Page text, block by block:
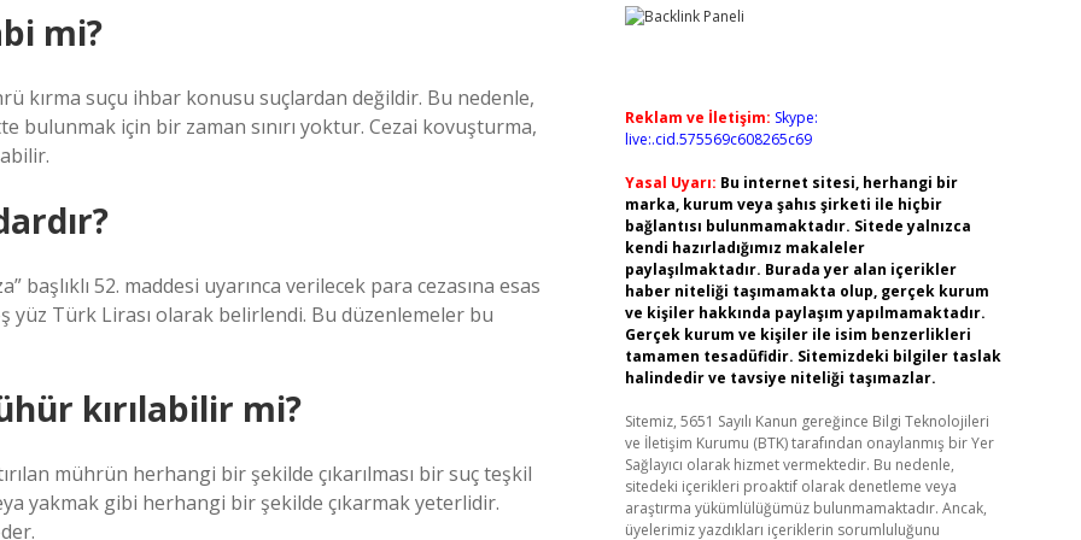
mi?
kırma suçu ihbar konusu suçlardan değildir. Bu nedenle,
bulunmak için bir zaman sınırı yoktur. Cezai kovuşturma,
başlıklı 52. maddesi uyarınca verilecek para cezasına esas
yüz Türk Lirası olarak belirlendi. Bu düzenlemeler bu
kırılabilir mi?
mührün herhangi bir şekilde çıkarılması bir suç teşkil
yakmak gibi herhangi bir şekilde çıkarmak yeterlidir.
Reklam ve İletişim: Skype:
live:.cid.575569c608265c69
Yasal Uyarı: Bu internet sitesi, herhangi bir
marka, kurum veya şahıs şirketi ile hiçbir
bağlantısı bulunmamaktadır. Sitede yalnızca
kendi hazırladığımız makaleler
paylaşılmaktadır. Burada yer alan içerikler
haber niteliği taşımamakta olup, gerçek kurum
ve kişiler hakkında paylaşım yapılmamaktadır.
Gerçek kurum ve kişiler ile isim benzerlikleri
tamamen tesadüfidir. Sitemizdeki bilgiler taslak
halindedir ve tavsiye niteliği taşımazlar.
Sitemiz, 5651 Sayılı Kanun gereğince Bilgi Teknolojileri
ve İletişim Kurumu (BTK) tarafından onaylanmış bir Yer
Sağlayıcı olarak hizmet vermektedir. Bu nedenle,
sitedeki içerikleri proaktif olarak denetleme veya
araştırma yükümlülüğümüz bulunmamaktadır. Ancak,
üyelerimiz yazdıkları içeriklerin sorumluluğunu